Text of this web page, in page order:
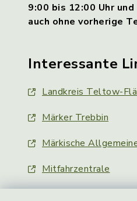
9:00 bis 12:00 Uhr
auch ohne vorherige
Interessante
Landkreis Teltow-
Märker Trebbin
Märkische
Mitfahrzentrale